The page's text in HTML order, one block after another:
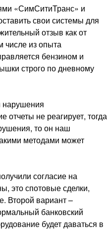
«СимСитиТранс» и
свои системы для
отзыв как от
числе из опыта
бензином и
строго по дневному
нарушения
отчеты не реагирует, тогда
то он наш
методами может
согласие на
это спотовые сделки,
Второй вариант –
банковский
будет даваться в